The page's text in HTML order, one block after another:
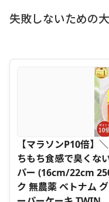
失敗しないための
【マラソンP10倍】
ちもち食感で臭くな
パー (16cm/22cm
ク 無農薬 ベトナム